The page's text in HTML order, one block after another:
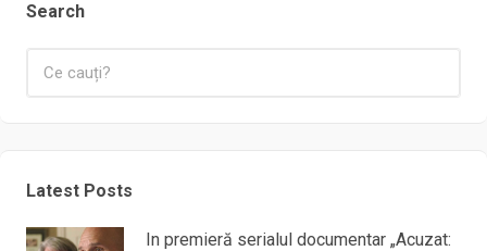
Search
Latest Posts
In premieră serialul documentar „Acuzat: